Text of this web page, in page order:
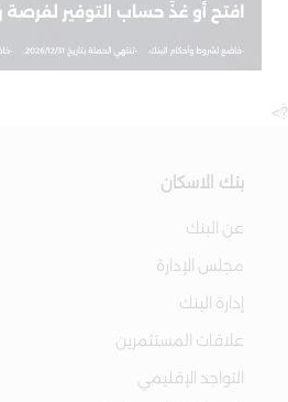
?>
بنك الاسكان
عن البنك
مجلس الإدارة
إدارة البنك
علاقات المستثمرين
التواجد الإقليمي